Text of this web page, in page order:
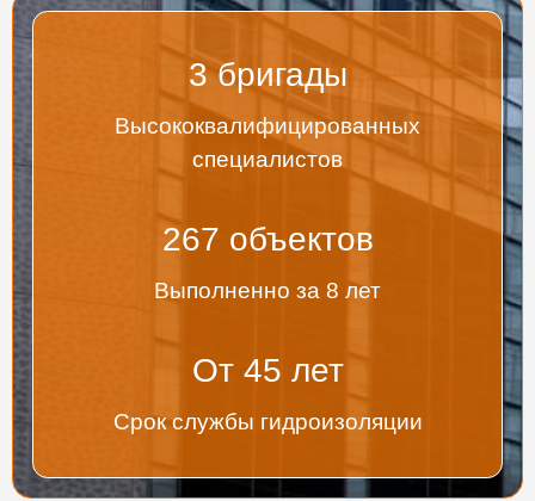
3бригады
Высококвалифицированных
специалистов
267 объектов
Выполненно за 8 лет
От 45 лет
Срок службы гидроизоляции